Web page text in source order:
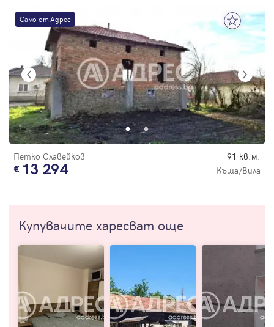
Само от Адрес
Петко Славейков 91 кв.м.
13 294 Къща/Вила
Купувачите харесват още